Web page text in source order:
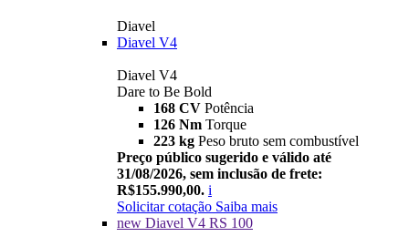
Diavel
Diavel V4
Diavel V4
Dare to Be Bold
168 CV Potência
126 Nm Torque
223 kg Peso bruto sem combustível
Preço público sugerido e válido até
31/08/2026, sem inclusão de frete:
R$155.990,00. i
Solicitar cotação Saiba mais
new Diavel V4 RS 100